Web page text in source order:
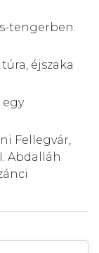
tengerben.
túra, éjszaka
egy
Fellegvár,
Abdalláh